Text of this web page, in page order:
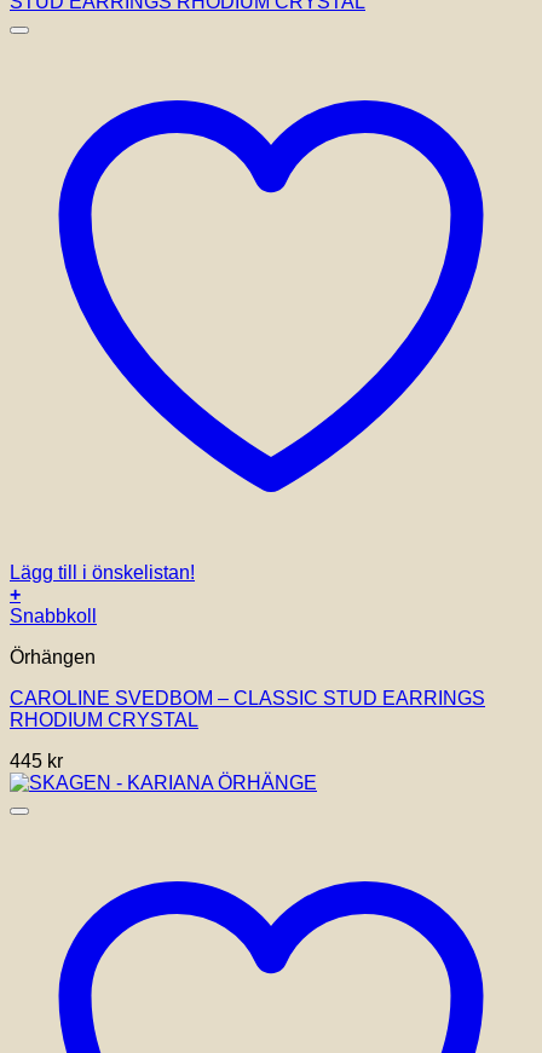
Lägg till i önskelistan!
+
Snabbkoll
Örhängen
CAROLINE SVEDBOM – CLASSIC STUD EARRINGS
RHODIUM CRYSTAL
445 kr